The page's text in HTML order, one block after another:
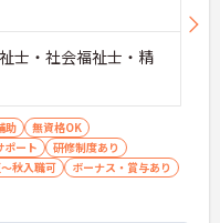
士・社会福祉士・精
助
無資格OK
ポート
研修制度あり
秋入職可
ボーナス・賞与あり